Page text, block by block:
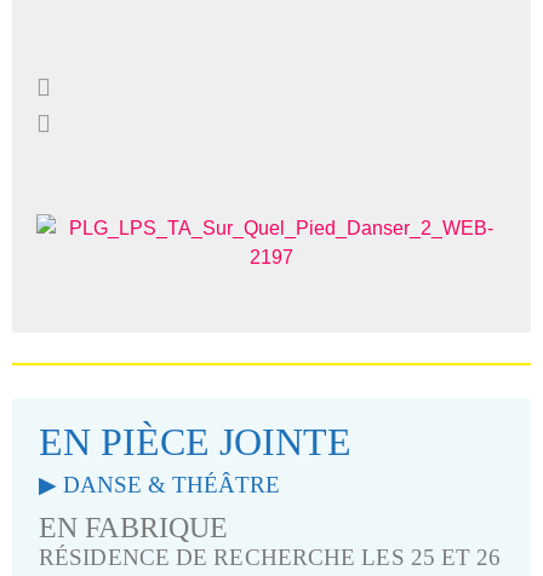
EN PIÈCE JOINTE
▶︎ DANSE & THÉÂTRE
EN FABRIQUE
RÉSIDENCE DE RECHERCHE LES 25 ET 26